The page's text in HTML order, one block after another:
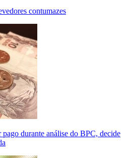
contumazes
durante análise do BPC, decide